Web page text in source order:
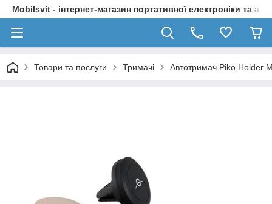
Mobilsvit - інтернет-магазин портативної електроніки та
Товари та послуги Тримачі Автотримач Piko Holder